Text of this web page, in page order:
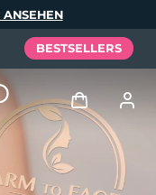
BESTSELLERS
Anmelden